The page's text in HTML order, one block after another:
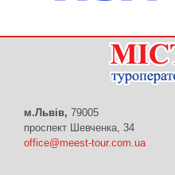
м.Львів, 79005
проспект Шевченка, 34
office@meest-tour.com.ua